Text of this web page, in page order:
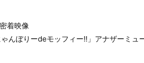
着映像
んぼりーdeモッフィー!!」アナザーミュ